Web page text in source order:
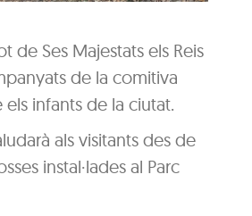
de Ses Majestats els Reis
de la comitiva
infants de la ciutat.
als visitants des de
instal·lades al Parc